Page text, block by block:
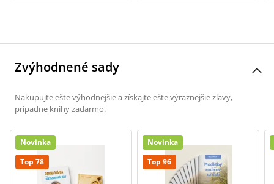
Zvýhodnené sady
Nakupujte ešte výhodnejšie a získajte ešte výraznejšie zľavy,
prípadne knihy zadarmo.
Novinka
Top 78
Novinka
Top 96